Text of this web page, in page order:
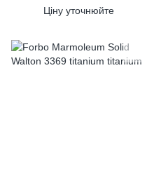
purple
Ціну уточнюйте